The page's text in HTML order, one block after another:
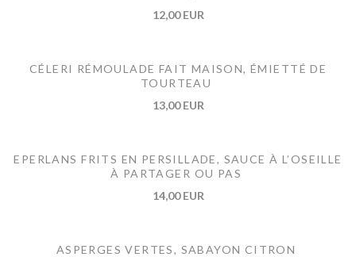
12,00 EUR
CÉLERI RÉMOULADE FAIT MAISON, ÉMIETTÉ DE
TOURTEAU
13,00 EUR
EPERLANS FRITS EN PERSILLADE, SAUCE À L’OSEILLE
À PARTAGER OU PAS
14,00 EUR
ASPERGES VERTES, SABAYON CITRON